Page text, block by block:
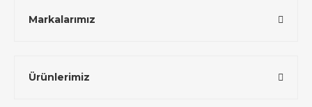
Markalarımız
Ürünlerimiz